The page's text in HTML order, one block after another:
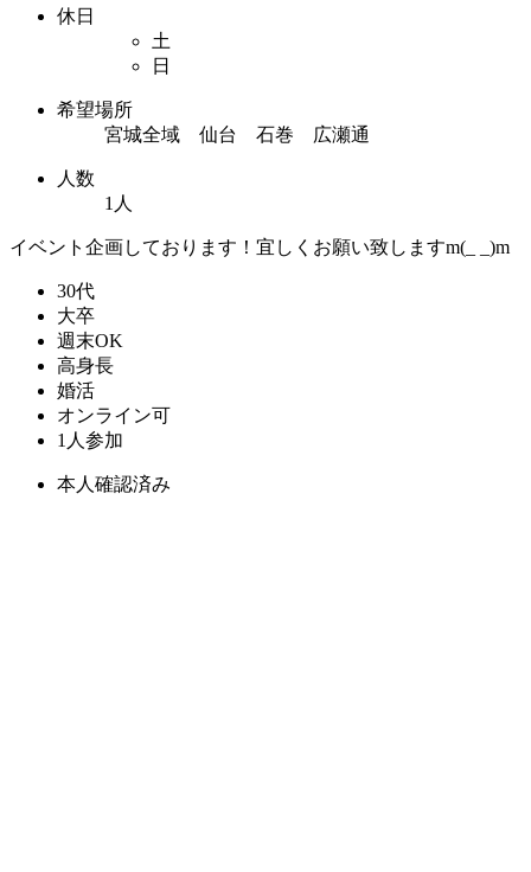
休日
土
日
希望場所
宮城全域 仙台 石巻 広瀬通
人数
1人
イベント企画しております！宜しくお願い致しますm(_ _)m
30代
大卒
週末OK
高身長
婚活
オンライン可
1人参加
本人確認済み